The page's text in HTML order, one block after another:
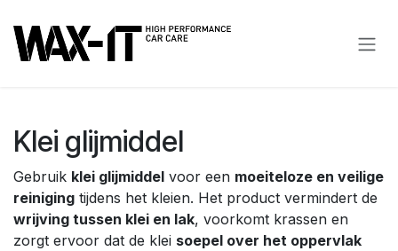
Klei glijmiddel
Gebruik klei glijmiddel voor een moeiteloze en veilige
reiniging tijdens het kleien. Het product vermindert de
wrijving tussen klei en lak, voorkomt krassen en
zorgt ervoor dat de klei soepel over het oppervlak